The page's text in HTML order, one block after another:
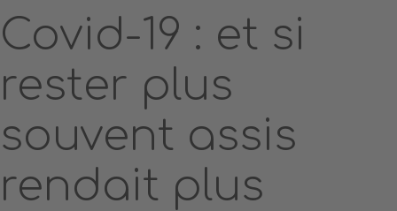
Covid-19 : et si
rester plus
souvent assis
rendait plus